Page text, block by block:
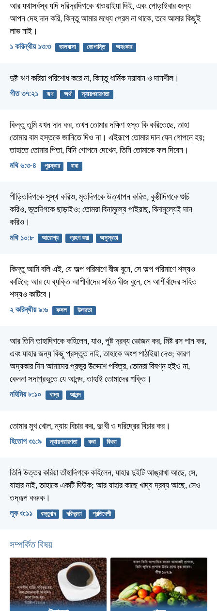
আর যথাসর্বস্ব যদি দরিদ্রদিগকে খাওয়াইয়া দিই, এবং পোড়াইবার জন্য
আপন দেহ দান করি, কিন্তু আমার মধ্যে প্রেম না থাকে, তবে আমার কিছুই
লাভ নাই।
১ করিন্থীয় ১৩:৩ ভালবাসা ভোগান্তি অহংকার
দুষ্ট ঋণ করিয়া পরিশোধ করে না, কিন্তু ধার্মিক দয়াবান ও দানশীল।
গীত ৩৭:২১ ঋণ অর্থ ন্যায়পরায়ণতা
কিন্তু তুমি যখন দান কর, তখন তোমার দক্ষিণ হস্ত কি করিতেছে, তাহা
তোমার বাম হস্তকে জানিতে দিও না। এইরূপে তোমার দান যেন গোপনে হয়;
তাহাতে তোমার পিতা, যিনি গোপনে দেখেন, তিনি তোমাকে ফল দিবেন।
মথি ৬:৩-৪ পুরস্কার বাবা
পীড়িতদিগকে সুস্থ করিও, মৃতদিগকে উত্থাপন করিও, কুষ্ঠীদিগকে শুচি
করিও, ভূতদিগকে ছাড়াইও; তোমরা বিনামূল্যে পাইয়াছ, বিনামূল্যেই দান
করিও।
মথি ১০:৮ আরোগ্য গ্রহণ করা অসুস্থতা
কিন্তু আমি বলি এই, যে অল্প পরিমাণে বীজ বুনে, সে অল্প পরিমাণে শস্যও
কাটিবে; আর যে ব্যক্তি আশীর্বাদের সহিত বীজ বুনে, সে আশীর্বাদের সহিত
শস্যও কাটিবে।
২ করিন্থীয় ৯:৬ ফসল উদারতা
আর তিনি তাহাদিগকে কহিলেন, যাও, পুষ্ট দ্রব্য ভোজন কর, মিষ্ট রস পান কর,
এবং যাহার জন্য কিছু প্রস্তুত নাই, তাহাকে অংশ পাঠাইয়া দেও; কারণ
অদ্যকার দিন আমাদের প্রভুর উদ্দেশে পবিত্র, তোমরা বিষণ্ন হইও না,
কেননা সদাপ্রভুতে যে আনন্দ, তাহাই তোমাদের শক্তি।
নহিমিয় ৮:১০ খাদ্য আনন্দ
তোমার মুখ খোল, ন্যায় বিচার কর, দুঃখী ও দরিদ্রের বিচার কর।
হিতোপ ৩১:৯ ন্যায়পরায়ণতা কথা বিধবা
তিনি উত্তর করিয়া তাঁহাদিগকে কহিলেন, যাহার দুইটি আঙ্‌রাখা আছে, সে,
যাহার নাই, তাহাকে একটি দিউক; আর যাহার কাছে খাদ্য দ্রব্য আছে, সেও
তদ্রূপ করুক।
লূক ৩:১১ বস্তুবাদ দরিদ্রতা প্রতিবেশী
সম্পর্কিত বিষয়